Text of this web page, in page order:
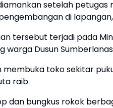
setelah
di
tersebut terjadi pada
warga Dusun
toko sekitar
raib.
dan bungkus rokok